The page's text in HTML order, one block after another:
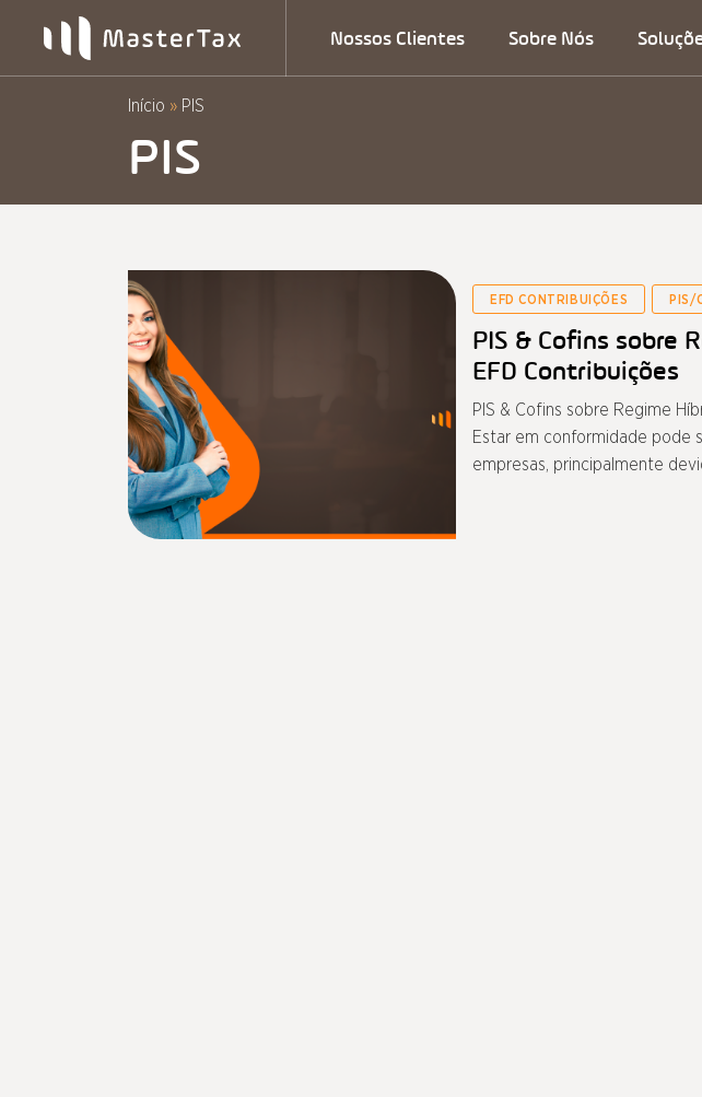
Nossos Clientes Sobre Nós
Início » PIS
PIS
EFD CONTRIBUIÇÕES PIS/
PIS & Cofins sobre
EFD Contribuições
PIS & Cofins sobre Regime
Estar em conformidade pode
empresas, principalmente